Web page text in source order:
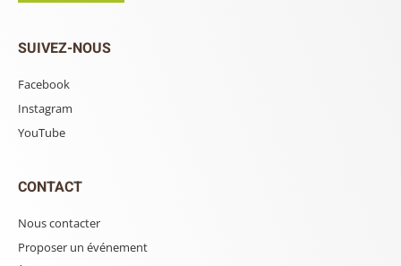
SUIVEZ-NOUS
Facebook
Instagram
YouTube
CONTACT
Nous contacter
Proposer un événement